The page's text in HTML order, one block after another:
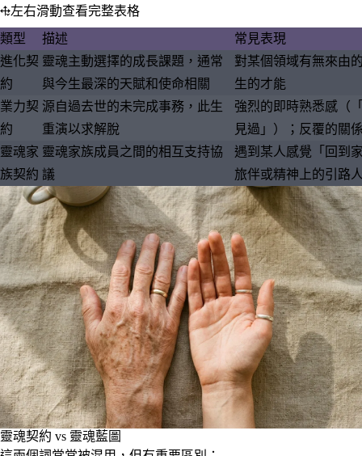
左右滑動查看完整表格
類型 描述
常見表現
進化契
約
靈魂主動選擇的成長課題，通常
與今生最深的天賦和使命相關
對某個領域有無來由
生的才能
業力契
約
源自過去世的未完成事務，此生
重演以求解脫
強烈的即時熟悉感（
見過」）；反覆的關
靈魂家
族契約
靈魂家族成員之間的相互支持協
議
遇到某人感覺「回到
旅伴或精神上的引路
靈魂契約 vs 靈魂藍圖